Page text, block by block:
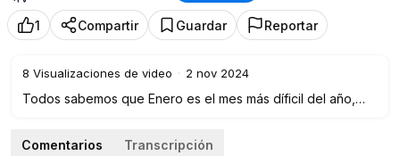
1 Compartir Guardar Reportar
8 Visualizaciones de video · 2 nov 2024
Todos sabemos que Enero es el mes más díficil del año,
rutina de glúteos ha sido diseñada para que tonifiques tu
Comentarios Transcripción